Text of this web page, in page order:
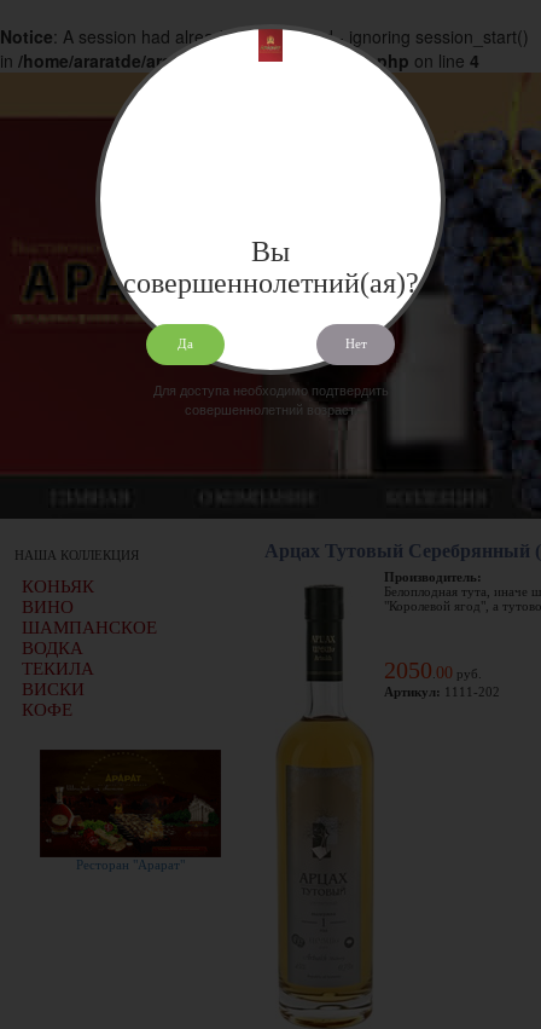
Notice: A session had already been started - ignoring session_start()
in /home/araratde/araratdeg.ru/docs/products.php on line 4
НАША КОЛЛЕКЦИЯ
КОНЬЯК
ВИНО
ШАМПАНСКОЕ
ВОДКА
ТЕКИЛА
ВИСКИ
КОФЕ
Ресторан "Арарат"
Арцах Тутовый Серебрянный
Производитель:
Белоплодная тута, иначе
"Королевой ягод", а
2050 00 руб.
Артикул: 1111-202
Вы
совершеннолетний(ая)?
Да Нет
Для доступа необходимо подтвердить
совершеннолетний возраст.